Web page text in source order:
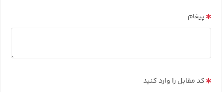
پیغام
کد مقابل را وارد کنید